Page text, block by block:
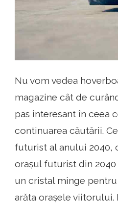
Nu vom vedea
magazine cât de
pas interesant în ceea
continuarea căutării.
futurist al anului 2040,
orașul futurist din
un cristal minge
arăta orașele viitorului.